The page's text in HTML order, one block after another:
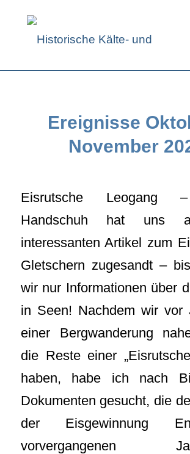
Ereignisse
November
Eisrutsche Leogang
Handschuh hat uns
interessanten Artikel zum
Gletschern zugesandt –
wir nur Informationen über
in Seen! Nachdem wir vor
einer Bergwanderung
die Reste einer
haben, habe ich nach
Dokumenten gesucht, die
der Eisgewinnung
vorvergangenen